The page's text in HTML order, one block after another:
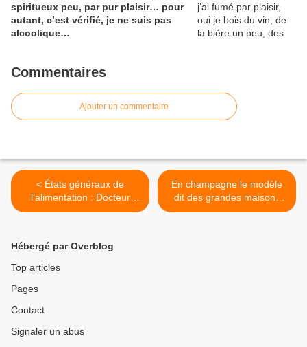
spiritueux peu, par pur plaisir… pour
autant, c’est vérifié, je ne suis pas
alcoolique…
Commentaires
Ajouter un commentaire
< États généraux de
l’alimentation : Docteur
Jekyll et M. Hyde/Philippe
enseignant-chercheur à
l’université de Bretagne-
En champagne le modèle
dit des grandes maisons
reproduit par la grande
Hébergé par Overblog
Top articles
Pages
Contact
Signaler un abus